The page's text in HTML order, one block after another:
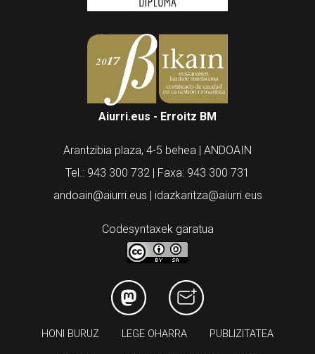
Aiurri.eus - Erroitz BM
Arantzibia plaza, 4-5 behea | ANDOAIN
Tel.: 943 300 732 | Faxa: 943 300 731
andoain@aiurri.eus | idazkaritza@aiurri.eus
Codesyntaxek garatua
HONI BURUZ LEGE OHARRA PUBLIZITATEA